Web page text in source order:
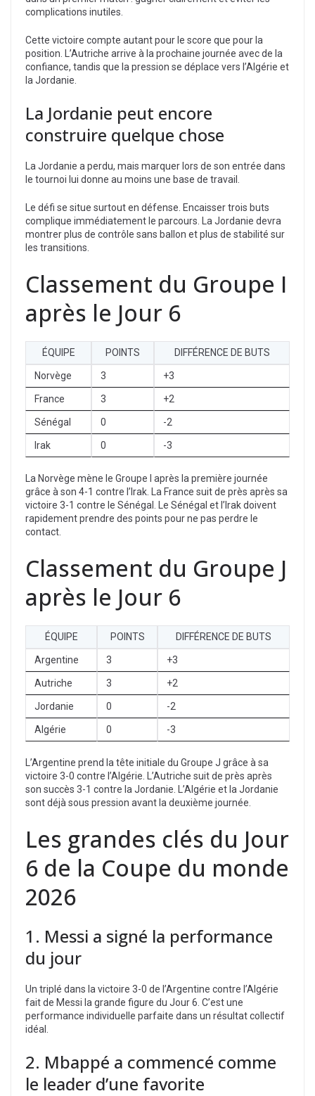
complications inutiles.
Cette victoire compte autant pour le score que pour la
position. L’Autriche arrive à la prochaine journée avec de la
confiance, tandis que la pression se déplace vers l’Algérie et
la Jordanie.
La Jordanie peut encore
construire quelque chose
La Jordanie a perdu, mais marquer lors de son entrée dans
le tournoi lui donne au moins une base de travail.
Le défi se situe surtout en défense. Encaisser trois buts
complique immédiatement le parcours. La Jordanie devra
montrer plus de contrôle sans ballon et plus de stabilité sur
les transitions.
Classement du Groupe I
après le Jour 6
ÉQUIPE POINTS DIFFÉRENCE DE BUTS
Norvège 3 +3
France 3 +2
Sénégal 0 -2
Irak 0 -3
La Norvège mène le Groupe I après la première journée
grâce à son 4-1 contre l’Irak. La France suit de près après sa
victoire 3-1 contre le Sénégal. Le Sénégal et l’Irak doivent
rapidement prendre des points pour ne pas perdre le
contact.
Classement du Groupe J
après le Jour 6
ÉQUIPE POINTS DIFFÉRENCE DE BUTS
Argentine 3 +3
Autriche 3 +2
Jordanie 0 -2
Algérie 0 -3
L’Argentine prend la tête initiale du Groupe J grâce à sa
victoire 3-0 contre l’Algérie. L’Autriche suit de près après
son succès 3-1 contre la Jordanie. L’Algérie et la Jordanie
sont déjà sous pression avant la deuxième journée.
Les grandes clés du Jour
6 de la Coupe du monde
2026
1. Messi a signé la performance
du jour
Un triplé dans la victoire 3-0 de l’Argentine contre l’Algérie
fait de Messi la grande figure du Jour 6. C’est une
performance individuelle parfaite dans un résultat collectif
idéal.
2. Mbappé a commencé comme
le leader d’une favorite